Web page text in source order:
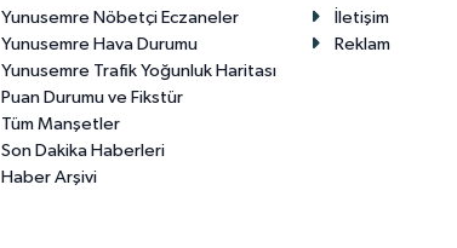
Yunusemre Nöbetçi Eczaneler
Yunusemre Hava Durumu
Yunusemre Trafik Yoğunluk Haritası
Puan Durumu ve Fikstür
Tüm Manşetler
Son Dakika Haberleri
Haber Arşivi
İletişim
Reklam